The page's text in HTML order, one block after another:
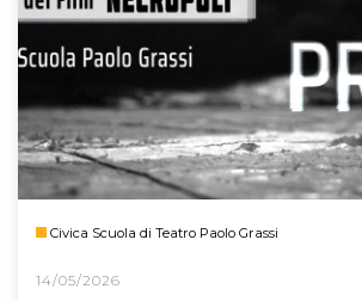
Civica Scuola di Teatro Paolo Grassi
14/05/2026